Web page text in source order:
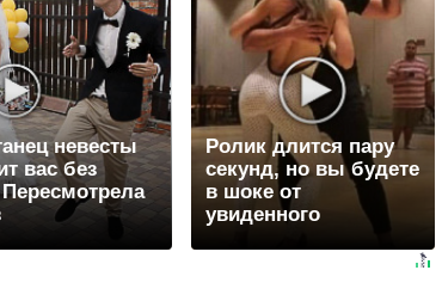
невесты
вас без
Ролик длится пару
секунд, но вы будете
в шоке от
увиденного